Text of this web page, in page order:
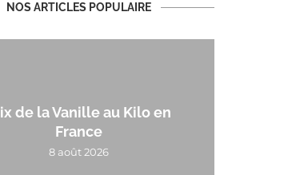
NOS ARTICLES POPULAIRE
de la Vanille au Kilo en
France
8 août 2026